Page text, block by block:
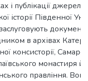
і публікації джерел
історії Південної
в архівах
консисторії,
монастиря й
правління.